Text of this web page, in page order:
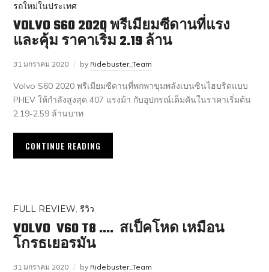
รถใหม่ในประเทศ
VOLVO S60 2020 พรีเมียมซีดานที่แรง
และคุ้ม ราคาเริ่ม 2.19 ล้าน
31 มกราคม 2020 by Ridebuster_Team
Volvo S60 2020 พรีเมียมซีดานที่พกพาขุมพลังเบนซินไฮบริดแบบ
PHEV ให้กำลังสูงสุด 407 แรงม้า กับอุปกรณ์เต็มคันในราคาเริ่มต้น
2.19-2.59 ล้านบาท
CONTINUE READING
FULL REVIEW,รีวิว
VOLVO V60 T8 …. สเป็คโหด เหมือน
โกรธเยอรมัน
31 มกราคม 2020 by Ridebuster_Team